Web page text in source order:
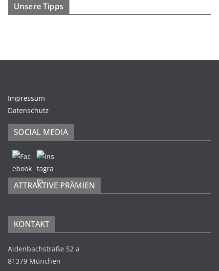
Unsere Tipps
Impressum
Datenschutz
SOCIAL MEDIA
ATTRAKTIVE PRÄMIEN
KONTAKT
Aidenbachstraße 52 a
81379 München